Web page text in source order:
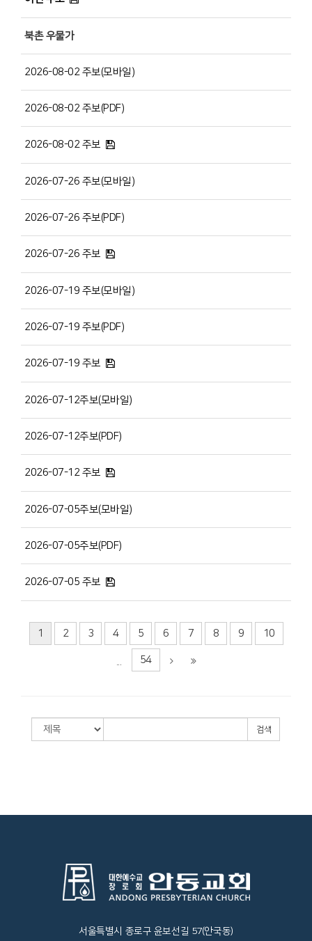
북촌 우물가
2026-08-02 주보(모바일)
2026-08-02 주보(PDF)
2026-08-02 주보
2026-07-26 주보(모바일)
2026-07-26 주보(PDF)
2026-07-26 주보
2026-07-19 주보(모바일)
2026-07-19 주보(PDF)
2026-07-19 주보
2026-07-12주보(모바일)
2026-07-12주보(PDF)
2026-07-12 주보
2026-07-05주보(모바일)
2026-07-05주보(PDF)
2026-07-05 주보
1 2 3 4 5 6 7 8 9 10
54
검색
서울특별시 종로구 윤보선길 57(안국동)